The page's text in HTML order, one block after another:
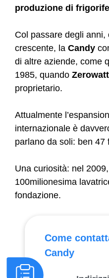
produzione di
Col passare degli anni,
crescente, la Candy
di altre aziende, come
1985, quando Zerowatt
proprietario.
Attualmente
internazionale è
parlano da soli: ben 47
Una curiosità: nel
100milionesima
fondazione.
Come
Candy